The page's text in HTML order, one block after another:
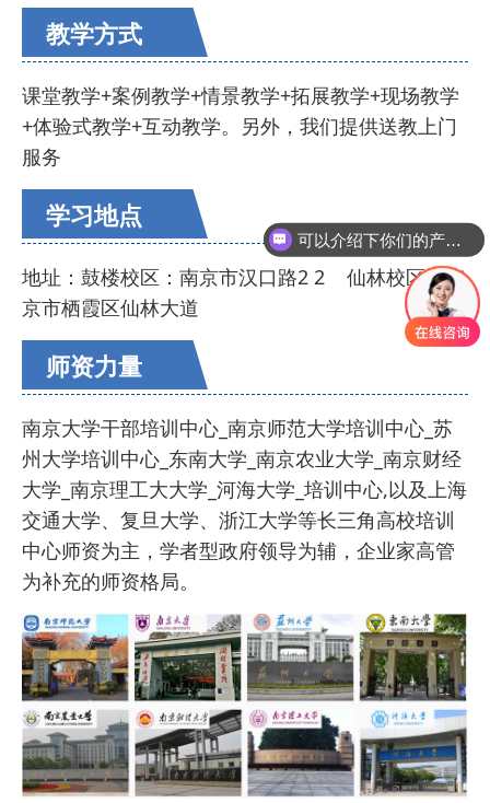
教学方式
课堂教学+案例教学+情景教学+拓展教学+现场教学
+体验式教学+互动教学。另外，我们提供送教上门
服务
学习地点
地址：鼓楼校区：南京市汉口路2 2 仙林校区：南
京市栖霞区仙林大道
师资力量
南京大学干部培训中心_南京师范大学培训中心_苏
州大学培训中心_东南大学_南京农业大学_南京财经
大学_南京理工大大学_河海大学_培训中心,以及上海
交通大学、复旦大学、浙江大学等长三角高校培训
中心师资为主，学者型政府领导为辅，企业家高管
为补充的师资格局。
可以介绍下你们的产品么